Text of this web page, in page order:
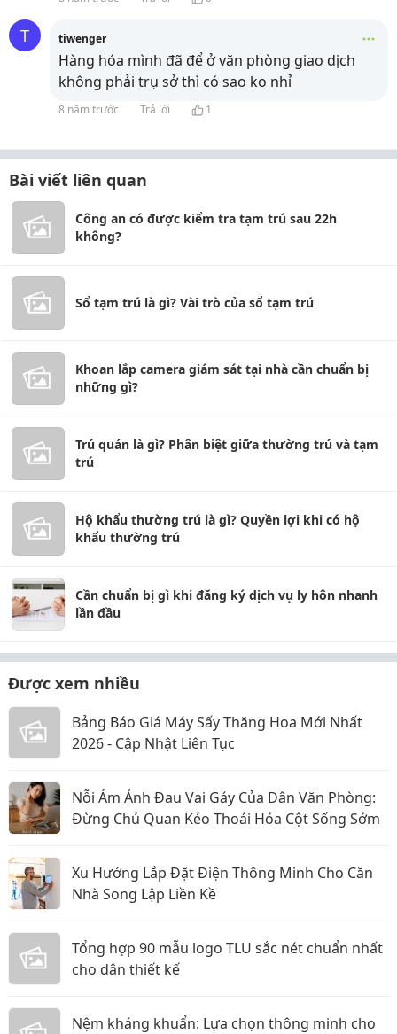
T tiwenger
Hàng hóa mình đã để ở văn phòng giao dịch
không phải trụ sở thì có sao ko nhỉ
8 năm trước Trả lời 1
Bài viết liên quan
Công an có được kiểm tra tạm trú sau 22h
không?
Sổ tạm trú là gì? Vài trò của sổ tạm trú
Khoan lắp camera giám sát tại nhà cần chuẩn bị
những gì?
Trú quán là gì? Phân biệt giữa thường trú và tạm
trú
Hộ khẩu thường trú là gì? Quyền lợi khi có hộ
khẩu thường trú
Cần chuẩn bị gì khi đăng ký dịch vụ ly hôn nhanh
lần đầu
Được xem nhiều
Bảng Báo Giá Máy Sấy Thăng Hoa Mới Nhất
2026 - Cập Nhật Liên Tục
Nỗi Ám Ảnh Đau Vai Gáy Của Dân Văn Phòng:
Đừng Chủ Quan Kẻo Thoái Hóa Cột Sống Sớm
Xu Hướng Lắp Đặt Điện Thông Minh Cho Căn
Nhà Song Lập Liền Kề
Tổng hợp 90 mẫu logo TLU sắc nét chuẩn nhất
cho dân thiết kế
Nệm kháng khuẩn: Lựa chọn thông minh cho